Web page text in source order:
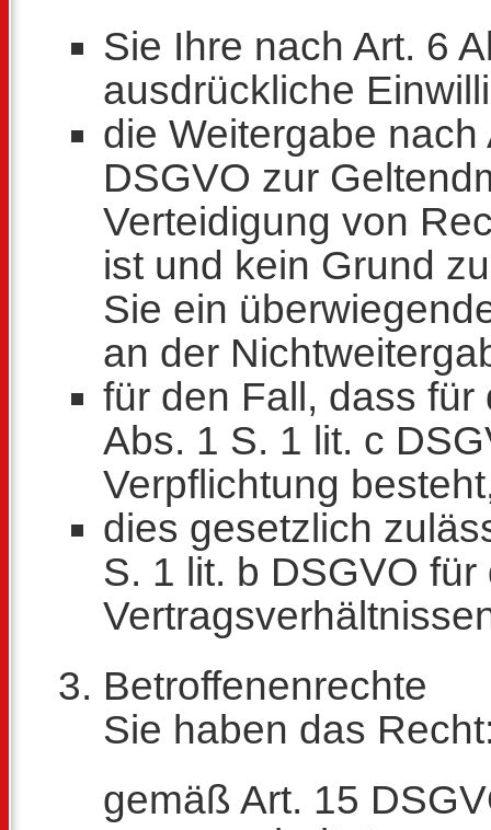
Sie Ihre nach Art. 6
ausdrückliche
die Weitergabe
DSGVO zur
Verteidigung von
ist und kein Grund
Sie ein
an der
für den Fall, dass für
Abs. 1 S. 1 lit. c
Verpflichtung
dies gesetzlich
S. 1 lit. b DSGVO
Betroffenenrechte
Sie haben das
gemäß Art. 15